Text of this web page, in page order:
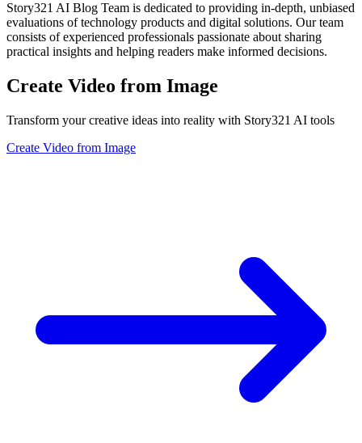
Story321 AI Blog Team is dedicated to providing in-depth, unbiased
evaluations of technology products and digital solutions. Our team
consists of experienced professionals passionate about sharing
practical insights and helping readers make informed decisions.
Create Video from Image
Transform your creative ideas into reality with Story321 AI tools
Create Video from Image